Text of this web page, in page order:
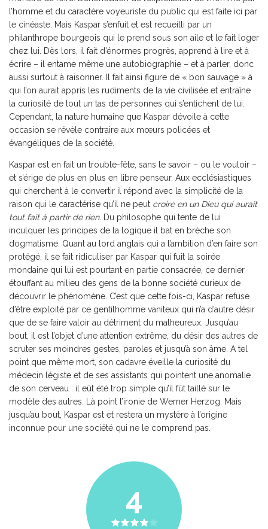
l’homme et du caractère voyeuriste du public qui est faite ici par
le cinéaste. Mais Kaspar s’enfuit et est recueilli par un
philanthrope bourgeois qui le prend sous son aile et le fait loger
chez lui. Dès lors, il fait d’énormes progrès, apprend à lire et à
écrire – il entame même une autobiographie – et à parler, donc
aussi surtout à raisonner. Il fait ainsi figure de « bon sauvage » à
qui l’on aurait appris les rudiments de la vie civilisée et entraîne
la curiosité de tout un tas de personnes qui s’entichent de lui.
Cependant, la nature humaine que Kaspar dévoile à cette
occasion se révèle contraire aux mœurs policées et
évangéliques de la société.
Kaspar est en fait un trouble-fête, sans le savoir – ou le vouloir –
et s’érige de plus en plus en libre penseur. Aux ecclésiastiques
qui cherchent à le convertir il répond avec la simplicité de la
raison qui le caractérise qu’il ne peut croire en un Dieu qui aurait
tout fait à partir de rien. Du philosophe qui tente de lui
inculquer les principes de la logique il bat en brèche son
dogmatisme. Quant au lord anglais qui a l’ambition d’en faire son
protégé, il se fait ridiculiser par Kaspar qui fuit la soirée
mondaine qui lui est pourtant en partie consacrée, ce dernier
étouffant au milieu des gens de la bonne société curieux de
découvrir le phénomène. C’est que cette fois-ci, Kaspar refuse
d’être exploité par ce gentilhomme vaniteux qui n’a d’autre désir
que de se faire valoir au détriment du malheureux. Jusqu’au
bout, il est l’objet d’une attention extrême, du désir des autres de
scruter ses moindres gestes, paroles et jusqu’à son âme. A tel
point que même mort, son cadavre éveille la curiosité du
médecin légiste et de ses assistants qui pointent une anomalie
de son cerveau : il eût été trop simple qu’il fût taillé sur le
modèle des autres. Là point l’ironie de Werner Herzog. Mais
jusqu’au bout, Kaspar est et restera un mystère à l’origine
inconnue pour une société qui ne le comprend pas.
4